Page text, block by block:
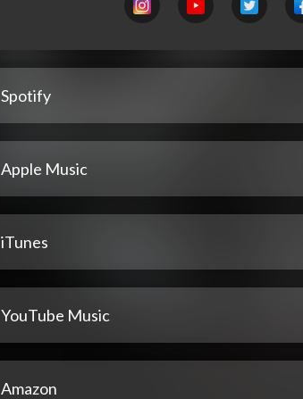
Spotify
Apple Music
iTunes
YouTube Music
Amazon